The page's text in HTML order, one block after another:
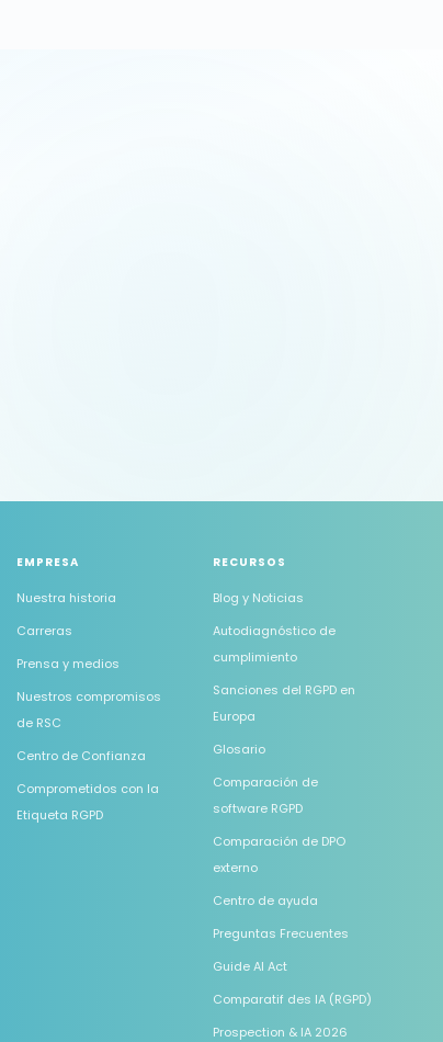
EMPRESA
Nuestra historia
Carreras
Prensa y medios
Nuestros compromisos
de RSC
Centro de Confianza
Comprometidos con la
Etiqueta RGPD
RECURSOS
Blog y Noticias
Autodiagnóstico de
cumplimiento
Sanciones del RGPD en
Europa
Glosario
Comparación de
software RGPD
Comparación de DPO
externo
Centro de ayuda
Preguntas Frecuentes
Guide AI Act
Comparatif des IA (RGPD)
Prospection & IA 2026